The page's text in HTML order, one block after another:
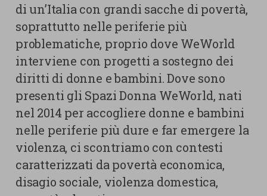
di un’Italia con grandi sacche di povertà,
soprattutto nelle periferie più
problematiche, proprio dove WeWorld
interviene con progetti a sostegno dei
diritti di donne e bambini. Dove sono
presenti gli Spazi Donna WeWorld, nati
nel 2014 per accogliere donne e bambini
nelle periferie più dure e far emergere la
violenza, ci scontriamo con contesti
caratterizzati da povertà economica,
disagio sociale, violenza domestica,